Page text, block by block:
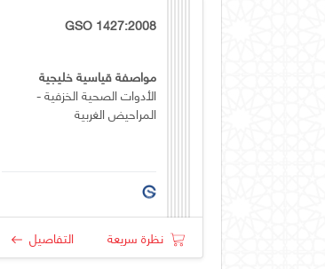
GSO 1427:2008
مواصفة قياسية خليجية
الأدوات الصحية الخزفية -
المراحيض الغربية
نظرة سريعة التفاصيل